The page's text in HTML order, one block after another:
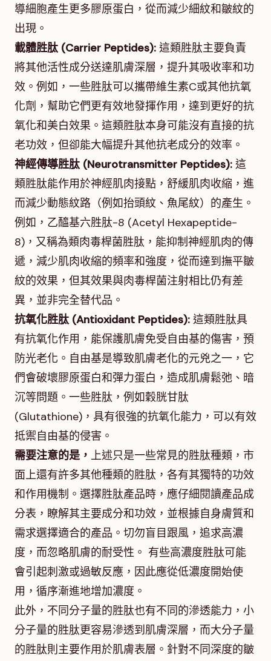
導細胞產生更多膠原蛋白，從而減少細紋和皺紋的
出現。
載體胜肽 (Carrier Peptides): 這類胜肽主要負責
將其他活性成分送達肌膚深層，提升其吸收率和功
效。例如，一些胜肽可以攜帶維生素C或其他抗氧
化劑，幫助它們更有效地發揮作用，達到更好的抗
氧化和美白效果。這類胜肽本身可能沒有直接的抗
老功效，但卻能大幅提升其他抗老成分的效率。
神經傳導胜肽 (Neurotransmitter Peptides): 這
類胜肽能作用於神經肌肉接點，舒緩肌肉收縮，進
而減少動態紋路（例如抬頭紋、魚尾紋）的產生。
例如，乙醯基六胜肽-8 (Acetyl Hexapeptide-
8)，又稱為類肉毒桿菌胜肽，能抑制神經肌肉的傳
遞，減少肌肉收縮的頻率和強度，從而達到撫平皺
紋的效果，但其效果與肉毒桿菌注射相比仍有差
異，並非完全替代品。
抗氧化胜肽 (Antioxidant Peptides): 這類胜肽具
有抗氧化作用，能保護肌膚免受自由基的傷害，預
防光老化。自由基是導致肌膚老化的元兇之一，它
們會破壞膠原蛋白和彈力蛋白，造成肌膚鬆弛、暗
沉等問題。一些胜肽，例如穀胱甘肽
(Glutathione)，具有很強的抗氧化能力，可以有效
抵禦自由基的侵害。
需要注意的是， 上述只是一些常見的胜肽種類，市
面上還有許多其他種類的胜肽，各有其獨特的功效
和作用機制。選擇胜肽產品時，應仔細閱讀產品成
分表，瞭解其主要成分和功效，並根據自身膚質和
需求選擇適合的產品。切勿盲目跟風，追求高濃
度，而忽略肌膚的耐受性。 有些高濃度胜肽可能
會引起刺激或過敏反應，因此應從低濃度開始使
用，循序漸進地增加濃度。
此外，不同分子量的胜肽也有不同的滲透能力，小
分子量的胜肽更容易滲透到肌膚深層，而大分子量
的胜肽則主要作用於肌膚表層。針對不同深度的皺